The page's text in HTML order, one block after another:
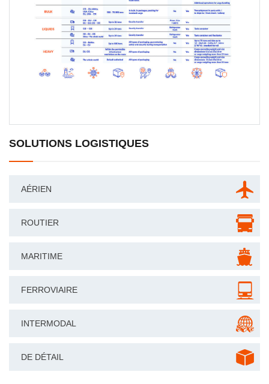
SOLUTIONS LOGISTIQUES
AÉRIEN
ROUTIER
MARITIME
FERROVIAIRE
INTERMODAL
DE DÉTAIL